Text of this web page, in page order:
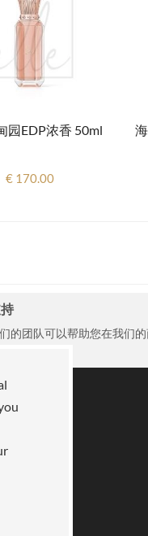
园EDP浓香 50ml
€ 170.00
的团队可以帮助您在我们